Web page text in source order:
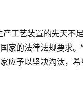
艺装置的先天不
家的法律法规要求
应予以坚决淘汰，